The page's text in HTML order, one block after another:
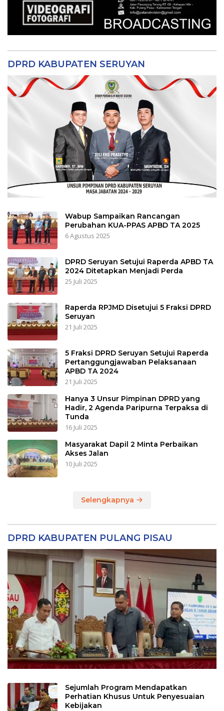
DPRD KABUPATEN SERUYAN
Wabup Sampaikan Rancangan
Perubahan KUA-PPAS APBD TA 2025
6 Agustus 2025
DPRD Seruyan Setujui Raperda APBD TA
2024 Ditetapkan Menjadi Perda
25 Juli 2025
Raperda RPJMD Disetujui 5 Fraksi DPRD
Seruyan
21 Juli 2025
5 Fraksi DPRD Seruyan Setujui Raperda
Pertanggungjawaban Pelaksanaan
APBD TA 2024
21 Juli 2025
Hanya 3 Unsur Pimpinan DPRD yang
Hadir, 2 Agenda Paripurna Terpaksa di
Tunda
16 Juli 2025
Masyarakat Dapil 2 Minta Perbaikan
Akses Jalan
10 Juli 2025
Selengkapnya
DPRD KABUPATEN PULANG PISAU
Sejumlah Program Mendapatkan
Perhatian Khusus Untuk Penyesuaian
Kebijakan